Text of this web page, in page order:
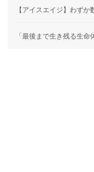
【アイスエイジ】わず
「最後まで生き残る生命